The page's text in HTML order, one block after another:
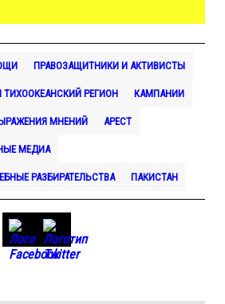
ПРАВОЗАЩИТНИКИ И АКТИВИСТЫ
ТИХООКЕАНСКИЙ РЕГИОН КАМПАНИИ
МНЕНИЙ АРЕСТ
МЕДИА
РАЗБИРАТЕЛЬСТВА ПАКИСТАН